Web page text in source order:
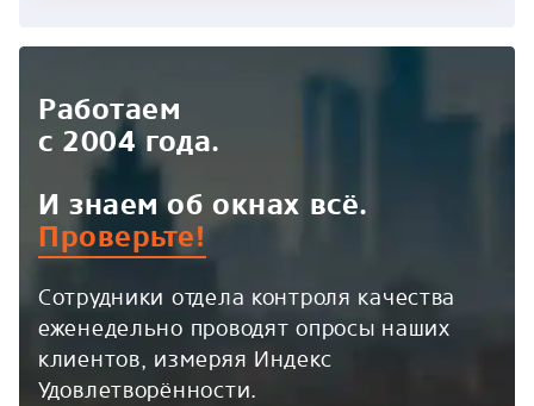
Работаем
с 2004 года.
И знаем об окнах всё.
Проверьте!
Сотрудники отдела контроля качества
еженедельно проводят опросы наших
клиентов, измеряя Индекс
Удовлетворённости.